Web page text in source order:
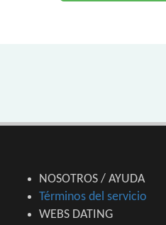
NOSOTROS / AYUDA
Términos del servicio
WEBS DATING